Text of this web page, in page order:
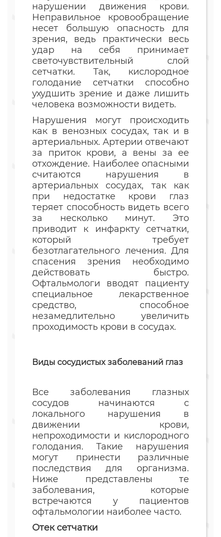
нарушении движения крови.
Неправильное кровообращение
несет большую опасность для
зрения, ведь практически весь
удар на себя принимает
светочувствительный слой
сетчатки. Так, кислородное
голодание сетчатки способно
ухудшить зрение и даже лишить
человека возможности видеть.
Нарушения могут происходить
как в венозных сосудах, так и в
артериальных. Артерии отвечают
за приток крови, а вены за ее
отхождение. Наиболее опасными
считаются нарушения в
артериальных сосудах, так как
при недостатке крови глаз
теряет способность видеть всего
за несколько минут. Это
приводит к инфаркту сетчатки,
который требует
безотлагательного лечения. Для
спасения зрения необходимо
действовать быстро.
Офтальмологи вводят пациенту
специальное лекарственное
средство, способное
незамедлительно увеличить
проходимость крови в сосудах.
Виды сосудистых заболеваний глаз
Все заболевания глазных
сосудов начинаются с
локального нарушения в
движении крови,
непроходимости и кислородного
голодания. Такие нарушения
могут принести различные
последствия для организма.
Ниже представлены те
заболевания, которые
встречаются у пациентов
офтальмологии наиболее часто.
Отек сетчатки